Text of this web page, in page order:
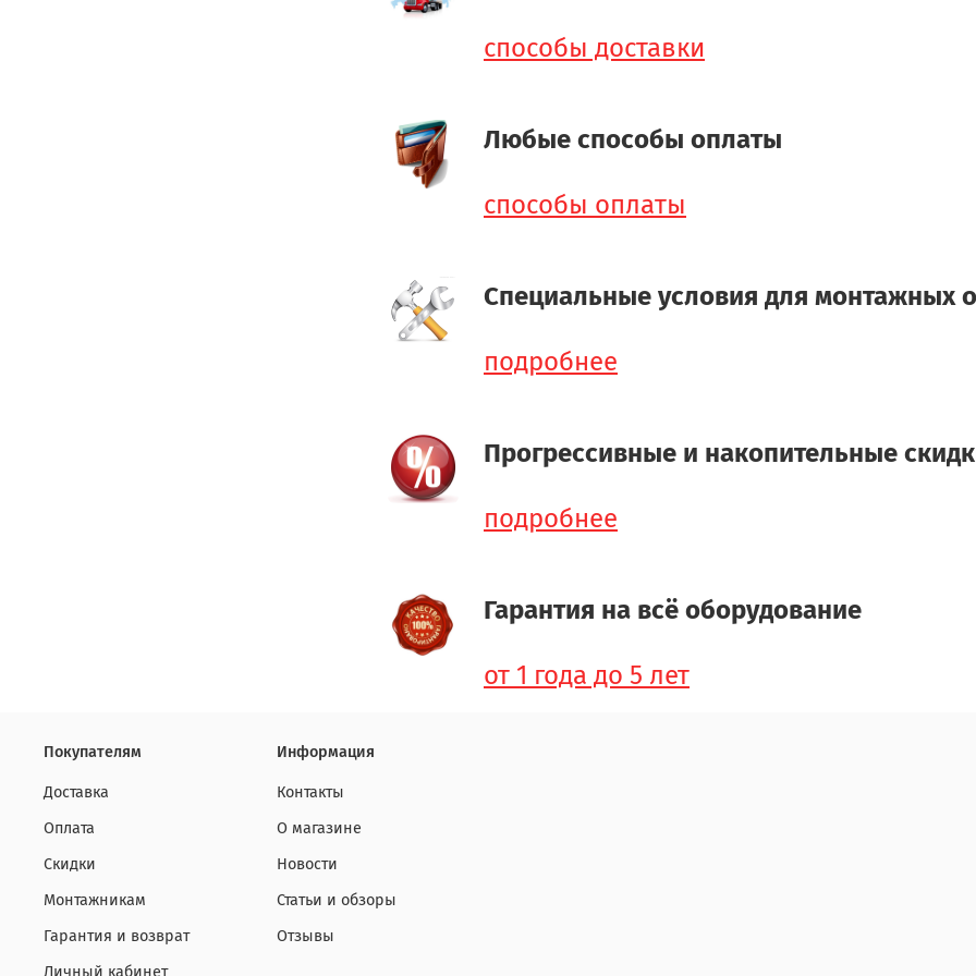
способы доставки
Любые способы оплаты
способы оплаты
Специальные условия для монтажных
подробнее
Прогрессивные и накопительные
подробнее
Гарантия на всё оборудование
от 1 года до 5 лет
Покупателям
Доставка
Оплата
Скидки
Монтажникам
Гарантия и возврат
Информация
Контакты
О магазине
Новости
Статьи и обзоры
Отзывы